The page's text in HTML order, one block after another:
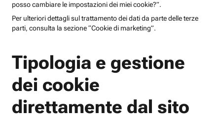
posso cambiare le impostazioni dei miei cookie?”.
Per ulteriori dettagli sul trattamento dei dati da parte delle terze
parti, consulta la sezione “Cookie di marketing”.
Tipologia e gestione
dei cookie
direttamente dal sito